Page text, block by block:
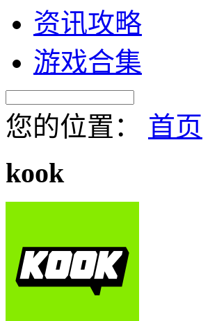
资讯攻略
游戏合集
您的位置： 首页
kook